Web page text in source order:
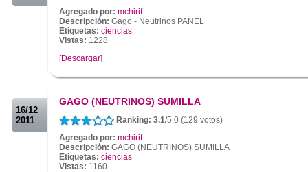
Agregado por: mchirif
Descripción: Gago - Neutrinos PANEL
Etiquetas: ciencias
Vistas: 1228
[Descargar]
16/12
2011
GAGO (NEUTRINOS) SUMILLA
Ranking: 3.1/5.0 (129 votos)
Agregado por: mchirif
Descripción: GAGO (NEUTRINOS) SUMILLA
Etiquetas: ciencias
Vistas: 1160